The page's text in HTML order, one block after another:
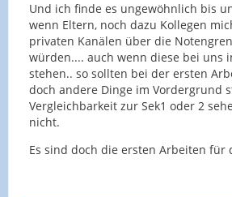
Und ich finde es ungewöhnlich bis
wenn Eltern, noch dazu Kollegen
privaten Kanälen über die
würden.... auch wenn diese bei uns
stehen.. so sollten bei der ersten
doch andere Dinge im Vordergrund
Vergleichbarkeit zur Sek1 oder 2
nicht.
Es sind doch die ersten Arbeiten für